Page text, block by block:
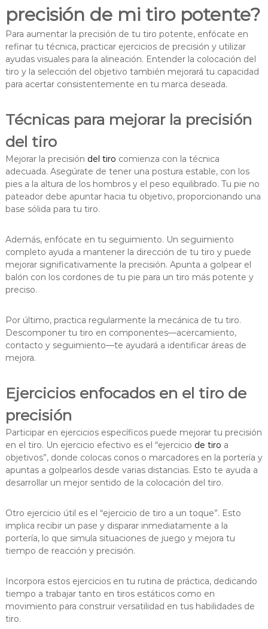
precisión de mi tiro potente?
Para aumentar la precisión de tu tiro potente, enfócate en
refinar tu técnica, practicar ejercicios de precisión y utilizar
ayudas visuales para la alineación. Entender la colocación del
tiro y la selección del objetivo también mejorará tu capacidad
para acertar consistentemente en tu marca deseada.
Técnicas para mejorar la precisión
del tiro
Mejorar la precisión del tiro comienza con la técnica
adecuada. Asegúrate de tener una postura estable, con los
pies a la altura de los hombros y el peso equilibrado. Tu pie no
pateador debe apuntar hacia tu objetivo, proporcionando una
base sólida para tu tiro.
Además, enfócate en tu seguimiento. Un seguimiento
completo ayuda a mantener la dirección de tu tiro y puede
mejorar significativamente la precisión. Apunta a golpear el
balón con los cordones de tu pie para un tiro más potente y
preciso.
Por último, practica regularmente la mecánica de tu tiro.
Descomponer tu tiro en componentes—acercamiento,
contacto y seguimiento—te ayudará a identificar áreas de
mejora.
Ejercicios enfocados en el tiro de
precisión
Participar en ejercicios específicos puede mejorar tu precisión
en el tiro. Un ejercicio efectivo es el “ejercicio de tiro a
objetivos”, donde colocas conos o marcadores en la portería y
apuntas a golpearlos desde varias distancias. Esto te ayuda a
desarrollar un mejor sentido de la colocación del tiro.
Otro ejercicio útil es el “ejercicio de tiro a un toque”. Esto
implica recibir un pase y disparar inmediatamente a la
portería, lo que simula situaciones de juego y mejora tu
tiempo de reacción y precisión.
Incorpora estos ejercicios en tu rutina de práctica, dedicando
tiempo a trabajar tanto en tiros estáticos como en
movimiento para construir versatilidad en tus habilidades de
tiro.